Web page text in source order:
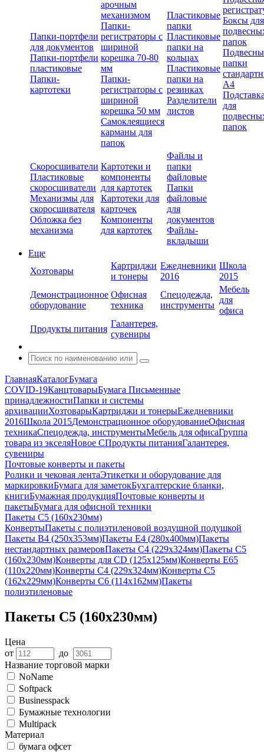
Папки-портфели
для документов
Папки-портфели
пластиковые
Папки-
картотеки
арочным
механизмом
Папки-
регистраторы с
шириной
корешка 70-80
мм
Папки-
регистраторы с
шириной
корешка 50 мм
Самоклеящиеся
карманы для
папок
Пластиковые
папки
Пластиковые
папки на
кольцах
Пластиковые
папки на
резинках
Разделители
листов
Боксы для
папок
папки
А4
для
папок
Скоросшиватели
Пластиковые
скоросшиватели
Механизмы для
скоросшивателя
Обложка без
механизма
Картотеки и
компоненты
для картотек
Картотеки для
карточек
Компоненты
для картотек
Файлы и
папки
файловые
Папки
файловые
для
документов
Файлы-
вкладыши
Еще
Хозтовары
Картриджи
и тонеры
Ежедневники
2016
Школа
2015
Демонстрационное
оборудование
Офисная
техника
Спецодежда,
инструменты
Мебель
для
офиса
Продукты питания
Галантерея,
сувениры
ГлавнаяКаталогБумага
COVID-19КанцтоварыБумага Письменные
принадлежностиПапки и системы
архивацииХозтоварыКартриджи и тонерыЕжедневники
2016Школа 2015Демонстрационное оборудованиеОфисная
техникаСпецодежда, инструментыМебель для офисаГруппа
товара из экселяНовое СПродукты питанияГалантерея,
сувениры
Почтовые конверты и пакеты
Ролики и чековая лентаЭтикетки и оборудование для
маркировкиБумага для заметокБухгалтерские бланки,
книгиБумажная продукцияПочтовые конверты и
пакетыБумага для офисной техники
Пакеты С5 (160х230мм)
КонвертыПакеты с полиэтиленовой воздушной подушкой
Пакеты В4 (250х353мм)Пакеты Е4 (280х400мм)Пакеты
нестандартных размеровПакеты С4 (229х324мм)Пакеты С5
(160х230мм)Конверты для CD (125х125мм)Конверты Е65
(110х220мм)Конверты С4 (229х324мм)Конверты С5
(162х229мм)Конверты С6 (114х162мм)Пакеты
полиэтиленовые
Пакеты С5 (160х230мм)
Цена
от
до
Название торговой марки
NoName
Softpack
Businesspack
Бумажные технологии
Multipack
Материал
бумага офсет